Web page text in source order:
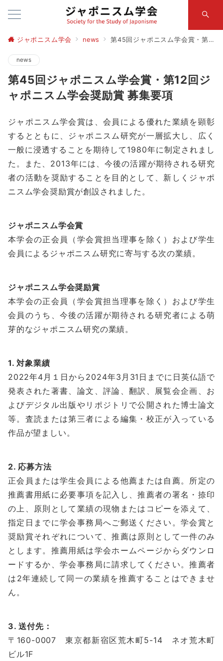
ジャポニスム学会 news 第45回ジャポニスム学会賞・第12回ジャポニスム学会奨励賞 募集要項
news
第45回ジャポニスム学会賞・第12回ジ
ャポニスム学会奨励賞 募集要項
ジャポニスム学会賞は、会員による優れた業績を顕彰
するとともに、ジャポニスム研究が一層拡大し、広く
一般に浸透することを期待して1980年に制定されまし
た。また、2013年には、今後の活躍が期待される研究
者の活動を奨励することを目的として、新しくジャポ
ニスム学会奨励賞が創設されました。
ジャポニスム学会賞
本学会の正会員（学会賞担当理事を除く）および学生
会員によるジャポニスム研究に寄与する次の業績。
ジャポニスム学会奨励賞
本学会の正会員（学会賞担当理事を除く）および学生
会員のうち、今後の活躍が期待される研究者による萌
芽的なジャポニスム研究の業績。
1. 対象業績
2022年4月１日から2024年3月31日までに日英仏語で
発表された著書、論文、評論、翻訳、展覧会企画、お
よびデジタル出版やリポジトリで公開された博士論文
等。査読または第三者による編集・校正が入っている
作品が望ましい。
2. 応募方法
正会員または学生会員による他薦または自薦。所定の
推薦書用紙に必要事項を記入し、推薦者の署名・捺印
の上、原則として業績の現物またはコピーを添えて、
指定日までに学会事務局へご郵送ください。学会賞と
奨励賞それぞれについて、推薦は原則として一件のみ
とします。推薦用紙は学会ホームページからダウンロ
ードするか、学会事務局に請求してください。推薦者
は2年連続して同一の業績を推薦することはできませ
ん。
3. 送付先：
〒160-0007 東京都新宿区荒木町5-14 ネオ荒木町
ビル1F